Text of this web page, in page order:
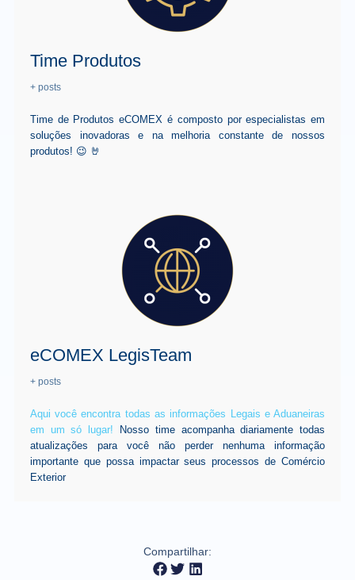
Time Produtos
+ posts
Time de Produtos eCOMEX é composto por especialistas em
soluções inovadoras e na melhoria constante de nossos
produtos! 😉 🤘
eCOMEX LegisTeam
+ posts
Aqui você encontra todas as informações Legais e Aduaneiras
em um só lugar! Nosso time acompanha diariamente todas
atualizações para você não perder nenhuma informação
importante que possa impactar seus processos de Comércio
Exterior
Compartilhar: